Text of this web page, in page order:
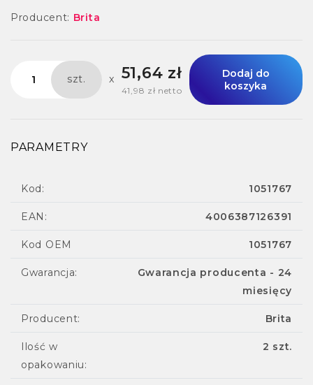
Producent: Brita
szt. x 51,64 zł
41,98 zł netto
Dodaj do
koszyka
PARAMETRY
Kod: 1051767
EAN: 4006387126391
Kod OEM 1051767
Gwarancja:
Gwarancja producenta - 24
miesięcy
Producent: Brita
Ilość w
opakowaniu:
2 szt.